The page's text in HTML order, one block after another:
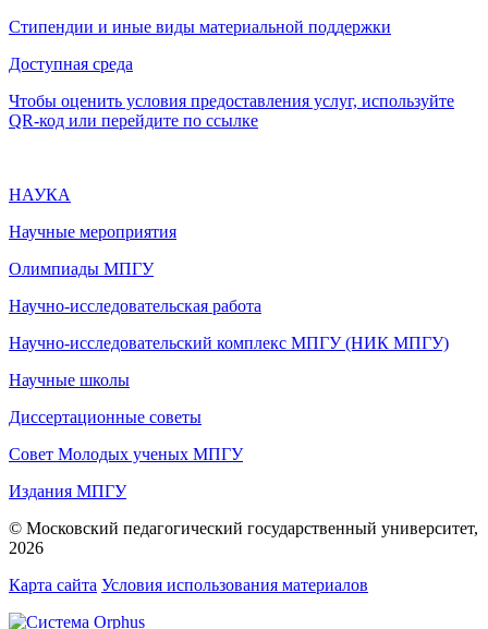
Стипендии и иные виды материальной поддержки
Доступная среда
Чтобы оценить условия предоставления услуг, используйте
QR-код или перейдите по ссылке
НАУКА
Научные мероприятия
Олимпиады МПГУ
Научно-исследовательская работа
Научно-исследовательский комплекс МПГУ (НИК МПГУ)
Научные школы
Диссертационные советы
Совет Молодых ученых МПГУ
Издания МПГУ
© Московский педагогический государственный университет,
2026
Карта сайта Условия использования материалов